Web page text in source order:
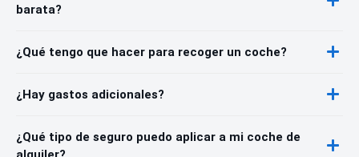
barata?
¿Qué tengo que hacer para recoger un coche?
¿Hay gastos adicionales?
¿Qué tipo de seguro puedo aplicar a mi coche de